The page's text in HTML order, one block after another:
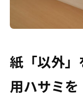
紙「以外
用ハサミを